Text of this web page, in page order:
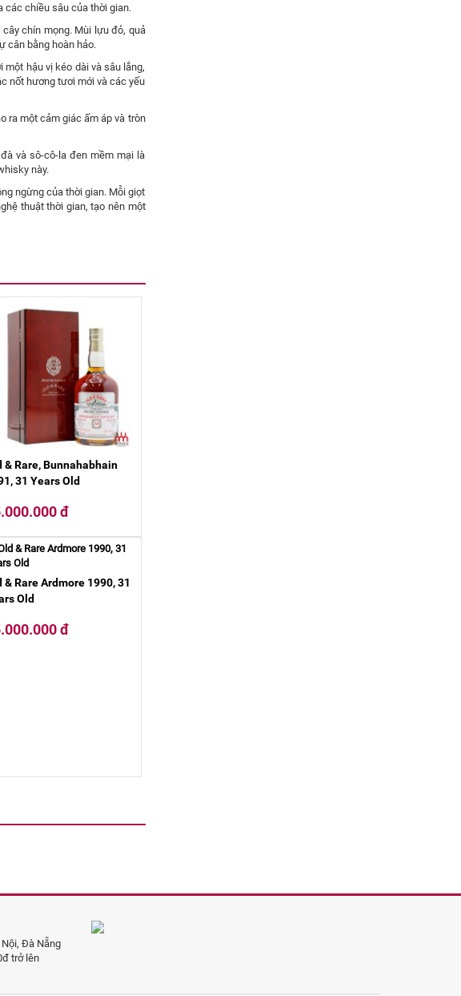
các chiều sâu của thời gian.
chín mọng. Mùi lựu đỏ, quả
cân bằng hoàn hảo.
hậu vị kéo dài và sâu lắng,
nốt hương tươi mới và các yếu
ra một cảm giác ấm áp và tròn
và sô-cô-la đen mềm mại là
này.
ngừng của thời gian. Mỗi giọt
thuật thời gian, tạo nên một
& Rare, Bunnahabhain
31 Years Old
đ
& Rare Ardmore 1990, 31
Old
đ
Nội, Đà Nẵng
trở lên